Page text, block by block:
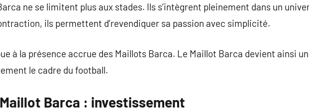
ne se limitent plus aux stades. Ils s’intègrent pleinement dans un
ils permettent d’revendiquer sa passion avec simplicité.
à la présence accrue des Maillots Barca. Le Maillot Barca devient ainsi
le cadre du football.
Barca : investissement